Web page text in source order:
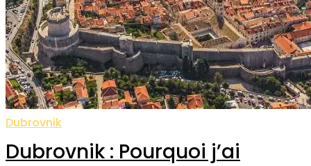
Dubrovnik
Dubrovnik : Pourquoi j’ai